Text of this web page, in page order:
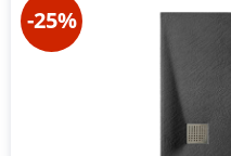
-25%